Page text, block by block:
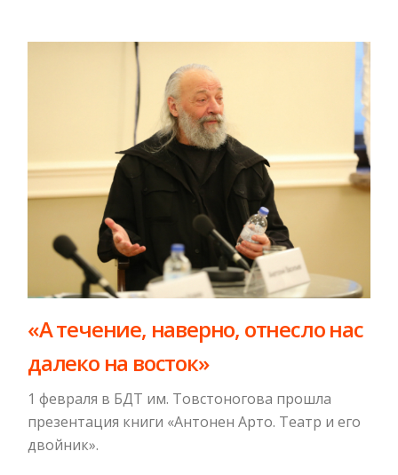
«А течение, наверно, отнесло нас
далеко на восток»
1 февраля в БДТ им. Товстоногова прошла
презентация книги «Антонен Арто. Театр и его
двойник».